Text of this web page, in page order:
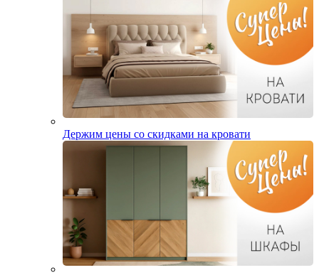
Держим цены со скидками на кровати